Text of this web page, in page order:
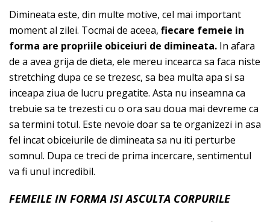
Dimineata este, din multe motive, cel mai important
moment al zilei. Tocmai de aceea, fiecare femeie in
forma are propriile obiceiuri de dimineata. In afara
de a avea grija de dieta, ele mereu incearca sa faca niste
stretching dupa ce se trezesc, sa bea multa apa si sa
inceapa ziua de lucru pregatite. Asta nu inseamna ca
trebuie sa te trezesti cu o ora sau doua mai devreme ca
sa termini totul. Este nevoie doar sa te organizezi in asa
fel incat obiceiurile de dimineata sa nu iti perturbe
somnul. Dupa ce treci de prima incercare, sentimentul
va fi unul incredibil.
FEMEILE IN FORMA ISI ASCULTA CORPURILE